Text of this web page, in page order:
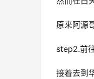
原来阿源
step2.前
接着去到